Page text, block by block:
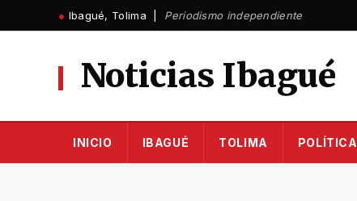
al
● Ibagué, Tolima | Periodismo independiente
Noticias Ibagué
INICIO IBAGUÉ TOLIMA POLÍTICA